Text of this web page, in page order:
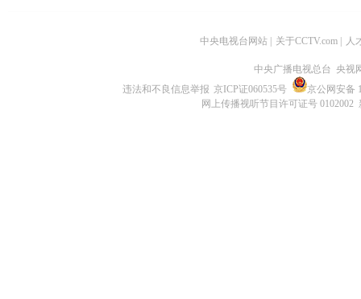
中央电视台网站 关于CCTV.com 人
中央广播电视总台 央视
违法和不良信息举报 京ICP证060535号
京公网安备
网上传播视听节目许可证号 0102002